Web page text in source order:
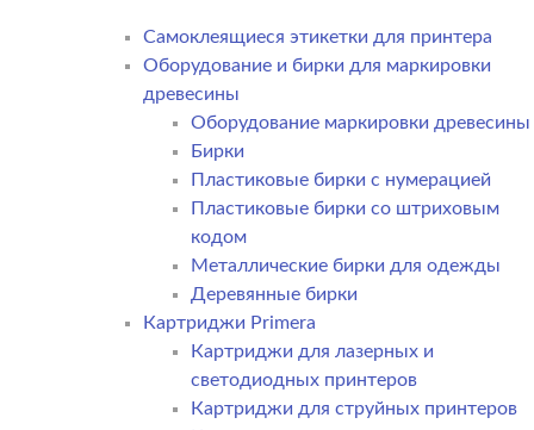
Самоклеящиеся этикетки для принтера
Оборудование и бирки для маркировки
древесины
Оборудование маркировки древесины
Бирки
Пластиковые бирки с нумерацией
Пластиковые бирки со штриховым
кодом
Металлические бирки для одежды
Деревянные бирки
Картриджи Primera
Картриджи для лазерных и
светодиодных принтеров
Картриджи для струйных принтеров